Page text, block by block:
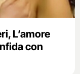
L’amore
con